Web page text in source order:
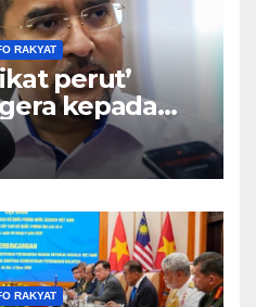
RAKYAT
perut’
kepada
Wajdi
RAKYAT